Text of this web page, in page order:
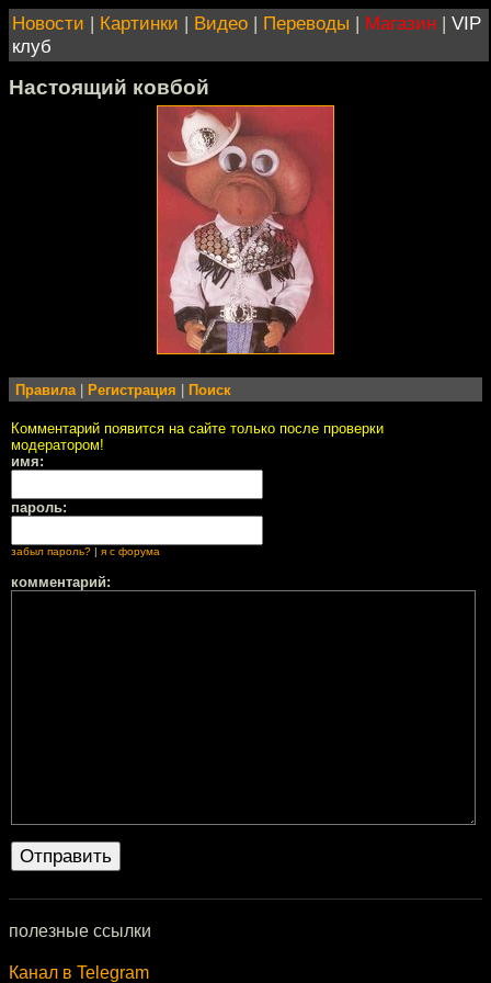
Новости | Картинки | Видео | Переводы | Магазин | VIP
клуб
Настоящий ковбой
Правила Регистрация Поиск
Комментарий появится на сайте только после проверки
модератором!
имя:
пароль:
забыл пароль? | я с форума
комментарий:
полезные ссылки
Канал в Telegram